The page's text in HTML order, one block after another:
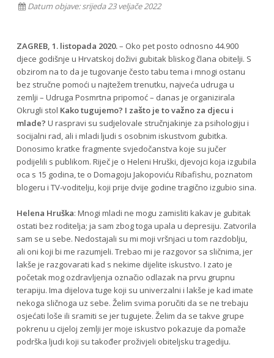
Datum objave: srijeda 23 veljače 2022
ZAGREB, 1. listopada 2020.– Oko pet posto odnosno 44.900
djece godišnje u Hrvatskoj doživi gubitak bliskog člana obitelji. S
obzirom na to da je tugovanje često tabu tema i mnogi ostanu
bez stručne pomoći u najtežem trenutku, najveća udruga u
zemlji – Udruga Posmrtna pripomoć – danas je organizirala
Okrugli stol Kako tugujemo? I zašto je to važno za djecu i
mlade? U raspravi su sudjelovale stručnjakinje za psihologiju i
socijalni rad, ali i mladi ljudi s osobnim iskustvom gubitka.
Donosimo kratke fragmente svjedočanstva koje su jučer
podijelili s publikom. Riječ je o Heleni Hruški, djevojci koja izgubila
oca s 15 godina, te o Domagoju Jakopoviću Ribafishu, poznatom
blogeru i TV-voditelju, koji prije dvije godine tragično izgubio sina.
Helena Hruška: Mnogi mladi ne mogu zamisliti kakav je gubitak
ostati bez roditelja; ja sam zbog toga upala u depresiju. Zatvorila
sam se u sebe. Nedostajali su mi moji vršnjaci u tom razdoblju,
ali oni koji bi me razumjeli. Trebao mi je razgovor sa sličnima, jer
lakše je razgovarati kad s nekime dijelite iskustvo. I zato je
početak mog ozdravljenja označio odlazak na prvu grupnu
terapiju. Ima dijelova tuge koji su univerzalni i lakše je kad imate
nekoga sličnoga uz sebe. Želim svima poručiti da se ne trebaju
osjećati loše ili sramiti se jer tugujete. Želim da se takve grupe
pokrenu u cijeloj zemlji jer moje iskustvo pokazuje da pomaže
podrška ljudi koji su također proživjeli obiteljsku tragediju.